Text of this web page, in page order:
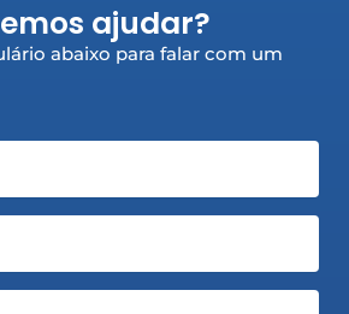
d
i
n
ajudar?
abaixo para falar com um